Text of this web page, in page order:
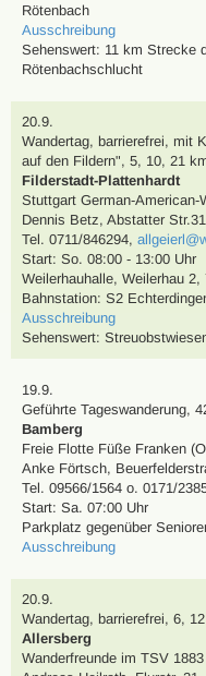
Rötenbach
Ausschreibung
Sehenswert: 11 km Strecke
Rötenbachschlucht
20.9.
Wandertag, barrierefrei, mit
auf den Fildern", 5, 10, 21
Filderstadt-Plattenhardt
Stuttgart German-American-
Dennis Betz, Abstatter
Tel. 0711/846294,
Start: So. 08:00 - 13:00 Uhr
Weilerhauhalle, Weilerhau
Bahnstation: S2
Ausschreibung
Sehenswert:
19.9.
Geführte Tageswanderung,
Bamberg
Freie Flotte Füße Franken
Anke Förtsch,
Tel. 09566/1564 o. 0171/
Start: Sa. 07:00 Uhr
Parkplatz gegenüber
Ausschreibung
20.9.
Wandertag, barrierefrei, 6,
Allersberg
Wanderfreunde im TSV